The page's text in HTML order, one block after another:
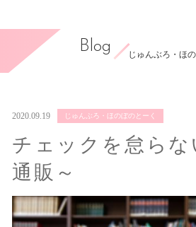
Blog
じゅんぶろ・ほ
2020.09.19 じゅんぶろ・ほのぼのとーく
チェックを怠らな
通販～